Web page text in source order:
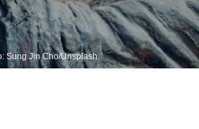
Sung Jin Cho/Unsplash